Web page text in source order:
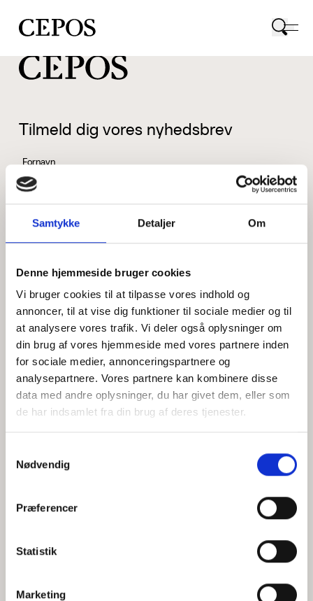
Samtykke Detaljer Om
Denne hjemmeside bruger cookies
Vi bruger cookies til at tilpasse vores indhold og
annoncer, til at vise dig funktioner til sociale medier og til
at analysere vores trafik. Vi deler også oplysninger om
din brug af vores hjemmeside med vores partnere inden
for sociale medier, annonceringspartnere og
analysepartnere. Vores partnere kan kombinere disse
data med andre oplysninger, du har givet dem, eller som
de har indsamlet fra din brug af deres tjenester.
Nødvendig
Præferencer
Statistik
Marketing
CEPOS logo
Tilmeld dig vores nyhedsbrev
Fornavn
Efternavn
Jeg accepterer behandlingen af mine personoplysninger i
henhold tilprivatlivspolitikken
Hvem er CEPOS